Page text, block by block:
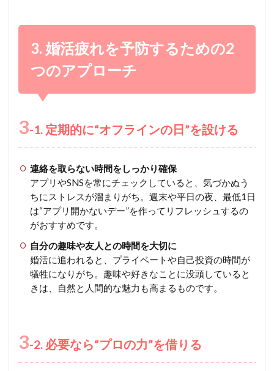
3. 婚活疲れを予防するための2
つのアプローチ
3-1. 定期的に“オフラインの日”を設ける
連絡を取らない時間をしっかり確保
アプリやSNSを常にチェックしていると、気づかぬう
ちにストレスが溜まりがち。週末や平日の夜、最低1日
は“アプリ開かないデー”を作ってリフレッシュするの
がおすすめです。
自分の趣味や友人との時間を大切に
婚活に追われると、プライベートや自己投資の時間が
犠牲になりがち。趣味や好きなことに没頭していると
きは、自然と人間的な魅力も高まるものです。
3-2. 必要なら“プロの力”を借りる